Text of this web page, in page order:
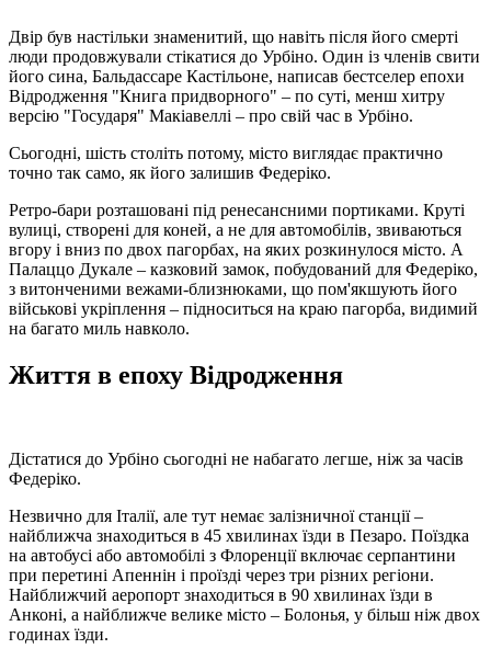
Двір був настільки знаменитий, що навіть після його смерті
люди продовжували стікатися до Урбіно. Один із членів свити
його сина, Бальдассаре Кастільоне, написав бестселер епохи
Відродження "Книга придворного" – по суті, менш хитру
версію "Государя" Макіавеллі – про свій час в Урбіно.
Сьогодні, шість століть потому, місто виглядає практично
точно так само, як його залишив Федеріко.
Ретро-бари розташовані під ренесансними портиками. Круті
вулиці, створені для коней, а не для автомобілів, звиваються
вгору і вниз по двох пагорбах, на яких розкинулося місто. А
Палаццо Дукале – казковий замок, побудований для Федеріко,
з витонченими вежами-близнюками, що пом'якшують його
військові укріплення – підноситься на краю пагорба, видимий
на багато миль навколо.
Життя в епоху Відродження
Дістатися до Урбіно сьогодні не набагато легше, ніж за часів
Федеріко.
Незвично для Італії, але тут немає залізничної станції –
найближча знаходиться в 45 хвилинах їзди в Пезаро. Поїздка
на автобусі або автомобілі з Флоренції включає серпантини
при перетині Апеннін і проїзді через три різних регіони.
Найближчий аеропорт знаходиться в 90 хвилинах їзди в
Анконі, а найближче велике місто – Болонья, у більш ніж двох
годинах їзди.